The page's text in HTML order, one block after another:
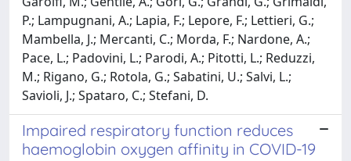
P.; Lampugnani, A.; Lapia, F.; Lepore, F.; Lettieri, G.;
Mambella, J.; Mercanti, C.; Morda, F.; Nardone, A.;
Pace, L.; Padovini, L.; Parodi, A.; Pitotti, L.; Reduzzi,
M.; Rigano, G.; Rotola, G.; Sabatini, U.; Salvi, L.;
Savioli, J.; Spataro, C.; Stefani, D.
Impaired respiratory function reduces
haemoglobin oxygen affinity in COVID-19